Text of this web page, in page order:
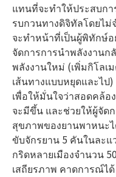
แทนที่จะทำให้ประสบก
รบกวนทางดิจิทัลโดยไ
จะทำหน้าที่เป็นผู้พิทักษ์อ
จัดการการนำพลังงานก
พลังงานใหม่ (เพิ่มกิโลเ
เส้นทางแบบหยุดและไป
เพื่อให้มั่นใจว่าสอดคล้
จะมีขึ้น และช่วยให้ผู้จัด
สุขภาพของยานพาหนะไ
ขับจักรยาน 5 คันในละแ
กริดหลายเมืองจำนวน
เสถียรภาพ คาดการณ์ไ